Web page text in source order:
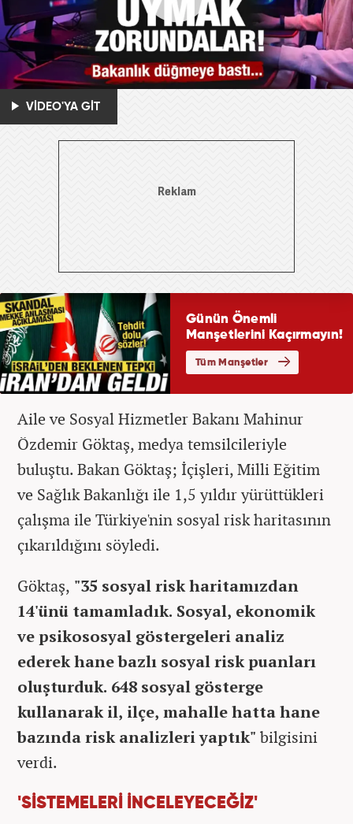
VİDEO'YA GİT
Aile ve Sosyal Hizmetler Bakanı Mahinur
Özdemir Göktaş, medya temsilcileriyle
buluştu. Bakan Göktaş; İçişleri, Milli Eğitim
ve Sağlık Bakanlığı ile 1,5 yıldır yürüttükleri
çalışma ile Türkiye'nin sosyal risk haritasının
çıkarıldığını söyledi.
Göktaş, "35 sosyal risk haritamızdan
14'ünü tamamladık. Sosyal, ekonomik
ve psikososyal göstergeleri analiz
ederek hane bazlı sosyal risk puanları
oluşturduk. 648 sosyal gösterge
kullanarak il, ilçe, mahalle hatta hane
bazında risk analizleri yaptık" bilgisini
verdi.
'SİSTEMELERİ İNCELEYECEĞİZ'